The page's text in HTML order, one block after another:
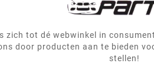
tot dé webwinkel in
door producten aan te bieden
stellen!